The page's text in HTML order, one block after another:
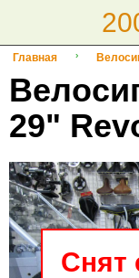
Главная
29"
Снят